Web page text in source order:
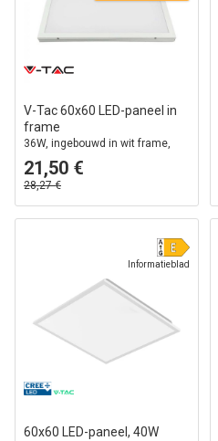
V-Tac 60x60 LED-paneel in
frame
36W, ingebouwd in wit frame,
voor directe montage
21,50 €
28,27 €
Informatieblad
60x60 LED-paneel, 40W